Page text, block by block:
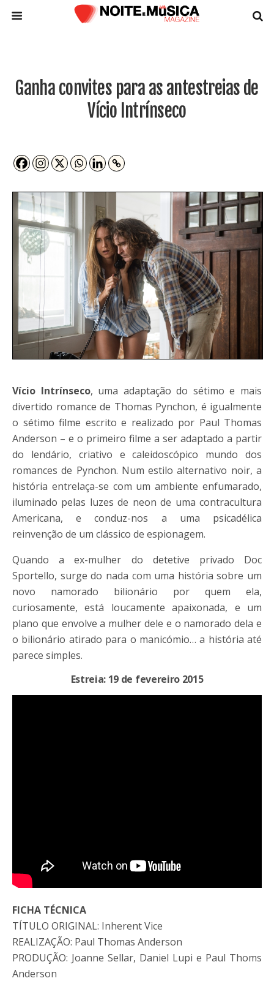
Ganha convites para as antestreias de
Vício Intrínseco
Vício Intrínseco, uma adaptação do sétimo e mais
divertido romance de Thomas Pynchon, é igualmente
o sétimo filme escrito e realizado por Paul Thomas
Anderson – e o primeiro filme a ser adaptado a partir
do lendário, criativo e caleidoscópico mundo dos
romances de Pynchon. Num estilo alternativo noir, a
história entrelaça-se com um ambiente enfumarado,
iluminado pelas luzes de neon de uma contracultura
Americana, e conduz-nos a uma psicadélica
reinvenção de um clássico de espionagem.
Quando a ex-mulher do detetive privado Doc
Sportello, surge do nada com uma história sobre um
novo namorado bilionário por quem ela,
curiosamente, está loucamente apaixonada, e um
plano que envolve a mulher dele e o namorado dela e
o bilionário atirado para o manicómio… a história até
parece simples.
Estreia: 19 de fevereiro 2015
FICHA TÉCNICA
TÍTULO ORIGINAL: Inherent Vice
REALIZAÇÃO: Paul Thomas Anderson
PRODUÇÃO: Joanne Sellar, Daniel Lupi e Paul Thoms
Anderson